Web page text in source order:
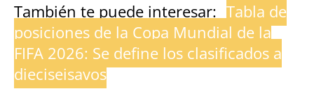
También te puede interesar: Tabla de
posiciones de la Copa Mundial de la
FIFA 2026: Se define los clasificados a
dieciseisavos